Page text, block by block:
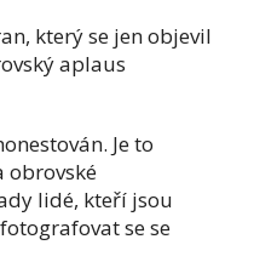
který se jen objevil
aplaus
Je to
obrovské
lidé, kteří jsou
se se